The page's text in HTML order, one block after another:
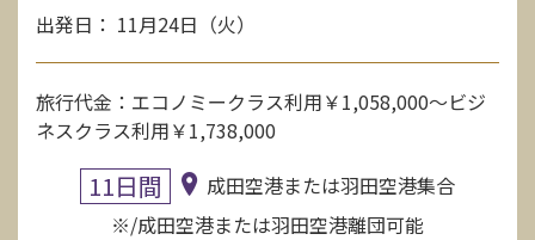
出発日： 11月24日（火）
旅行代金：エコノミークラス利用￥1,058,000～ビジ
ネスクラス利用￥1,738,000
11日間
成田空港または羽田空港集合
※/成田空港または羽田空港離団可能